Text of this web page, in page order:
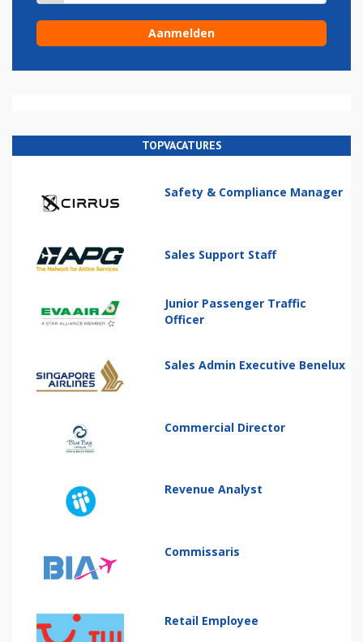
TOPVACATURES
Safety & Compliance Manager
Sales Support Staff
Junior Passenger Traffic
Officer
Sales Admin Executive Benelux
Commercial Director
Revenue Analyst
Commissaris
Retail Employee